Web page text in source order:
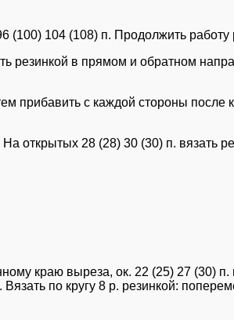
(100) 104 (108) п. Продолжить работу
резинкой в прямом и обратном
прибавить с каждой стороны после
открытых 28 (28) 30 (30) п. вязать
краю выреза, ок. 22 (25) 27 (30) п.
по кругу 8 р. резинкой: